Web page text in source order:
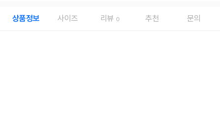
상품정보 사이즈 리뷰 0 추천 문의